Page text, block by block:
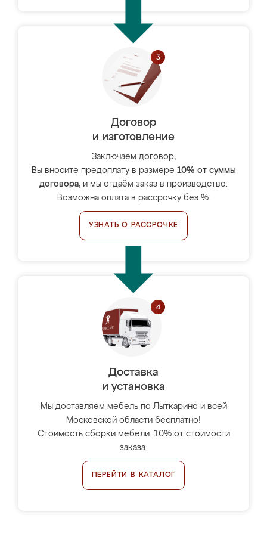
Договор
и изготовление
Заключаем договор,
Вы вносите предоплату в размере 10% от суммы
договора, и мы отдаём заказ в производство.
Возможна оплата в рассрочку без %.
УЗНАТЬ О РАССРОЧКЕ
Доставка
и установка
Мы доставляем мебель по Лыткарино и всей
Московской области бесплатно!
Стоимость сборки мебели: 10% от стоимости
заказа.
ПЕРЕЙТИ В КАТАЛОГ